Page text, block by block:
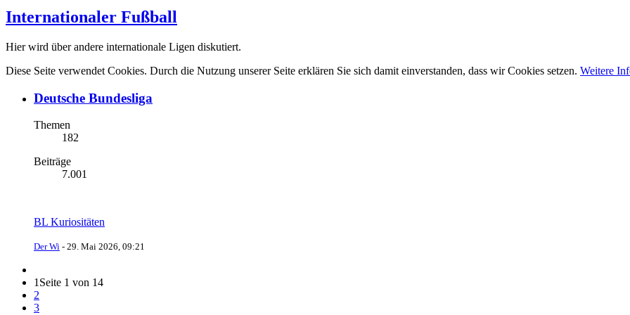
Internationaler Fußball
Hier wird über andere internationale Ligen diskutiert.
Diese Seite verwendet Cookies. Durch die Nutzung unserer Seite erklären Sie sich damit einverstanden, dass wir Cookies setzen. Weitere
Deutsche Bundesliga
Themen
182
Beiträge
7.001
BL Kuriositäten
Der Wi - 29. Mai 2026, 09:21
1 Seite 1 von 14
2
3